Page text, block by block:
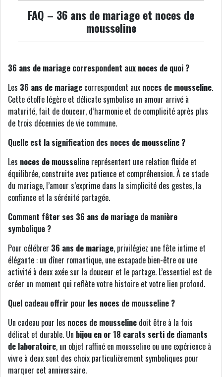
FAQ – 36 ans de mariage et noces de
mousseline
36 ans de mariage correspondent aux noces de quoi ?
Les 36 ans de mariage correspondent aux noces de mousseline.
Cette étoffe légère et délicate symbolise un amour arrivé à
maturité, fait de douceur, d’harmonie et de complicité après plus
de trois décennies de vie commune.
Quelle est la signification des noces de mousseline ?
Les noces de mousseline représentent une relation fluide et
équilibrée, construite avec patience et compréhension. À ce stade
du mariage, l’amour s’exprime dans la simplicité des gestes, la
confiance et la sérénité partagée.
Comment fêter ses 36 ans de mariage de manière
symbolique ?
Pour célébrer 36 ans de mariage, privilégiez une fête intime et
élégante : un dîner romantique, une escapade bien-être ou une
activité à deux axée sur la douceur et le partage. L’essentiel est de
créer un moment qui reflète votre histoire et votre lien profond.
Quel cadeau offrir pour les noces de mousseline ?
Un cadeau pour les noces de mousseline doit être à la fois
délicat et durable. Un bijou en or 18 carats serti de diamants
de laboratoire, un objet raffiné en mousseline ou une expérience à
vivre à deux sont des choix particulièrement symboliques pour
marquer cet anniversaire.